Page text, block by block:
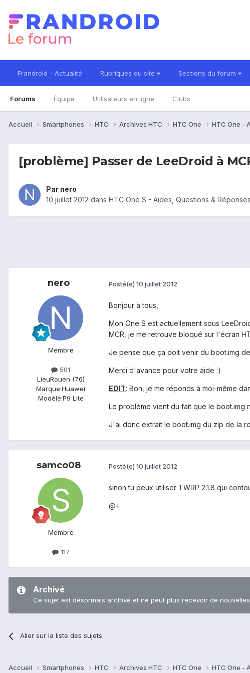
Frandroid - Actualité Rubriques du site Sections du forum
Forums Équipe Utilisateurs en ligne Clubs
Accueil Smartphones HTC Archives HTC HTC One HTC One -
[problème] Passer de LeeDroid à
Par nero
10 juillet 2012 dans HTC One S - Aides, Questions & Réponses
nero
Membre
501
LieuRouen (76)
Marque:Huawei
Modèle:P9 Lite
Posté(e) 10 juillet 2012
Bonjour à tous,
Mon One S est actuellement sous
MCR, je me retrouve bloqué sur l'écran
Je pense que ça doit venir du boot.img
Merci d'avance pour votre aide :)
EDIT: Bon, je me réponds à moi-même
Le problème vient du fait que le boot.img
J'ai donc extrait le boot.img du zip de la
samco08
Membre
117
Posté(e) 10 juillet 2012
sinon tu peux utiliser TWRP 2.1.8 qui
@+
Archivé
Ce sujet est désormais archivé et ne peut plus recevoir de
Aller sur la liste des sujets
Accueil Smartphones HTC Archives HTC HTC One HTC One -